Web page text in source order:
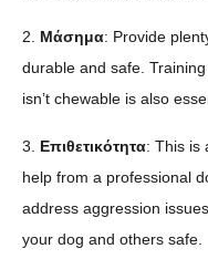
2. Μάσημα: Provide
durable and safe.
isn’t chewable is also
3. Επιθετικότητα: This is
help from a professional
address aggression
your dog and others safe.